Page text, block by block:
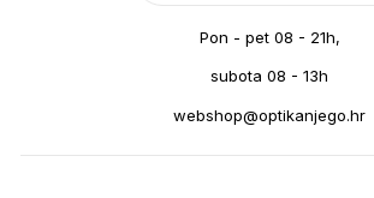
Pon - pet 08 - 21h,
subota 08 - 13h
webshop@optikanjego.hr